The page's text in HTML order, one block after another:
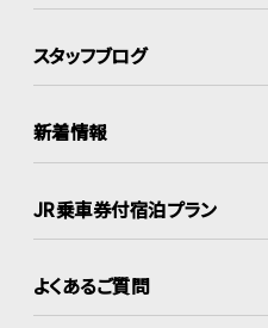
スタッフブログ
新着情報
JR乗車券付宿泊プラン
よくあるご質問